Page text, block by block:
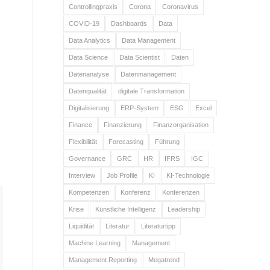
Controllingpraxis Corona Coronavirus
COVID-19 Dashboards Data
Data Analytics Data Management
Data Science Data Scientist Daten
Datenanalyse Datenmanagement
Datenqualität digitale Transformation
Digitalisierung ERP-System ESG Excel
Finance Finanzierung Finanzorganisation
Flexibilität Forecasting Führung
Governance GRC HR IFRS IGC
Interview Job Profile KI KI-Technologie
Kompetenzen Konferenz Konferenzen
Krise Künstliche Intelligenz Leadership
Liquidität Literatur Literaturtipp
Machine Learning Management
Management Reporting Megatrend